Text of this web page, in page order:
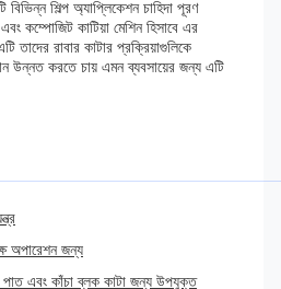
শিল্প অ্যাপ্লিকেশন চাহিদা পূরণ
কম্পোজিট কাটিয়া মেশিন হিসাবে এর
তাদের রাবার কাটার প্রক্রিয়াগুলিকে
উন্নত করতে চায় এমন ব্যবসায়ের জন্য এটি
অপারেশন জন্য
পাত এবং কাঁচা ব্লক কাটা জন্য উপযুক্ত